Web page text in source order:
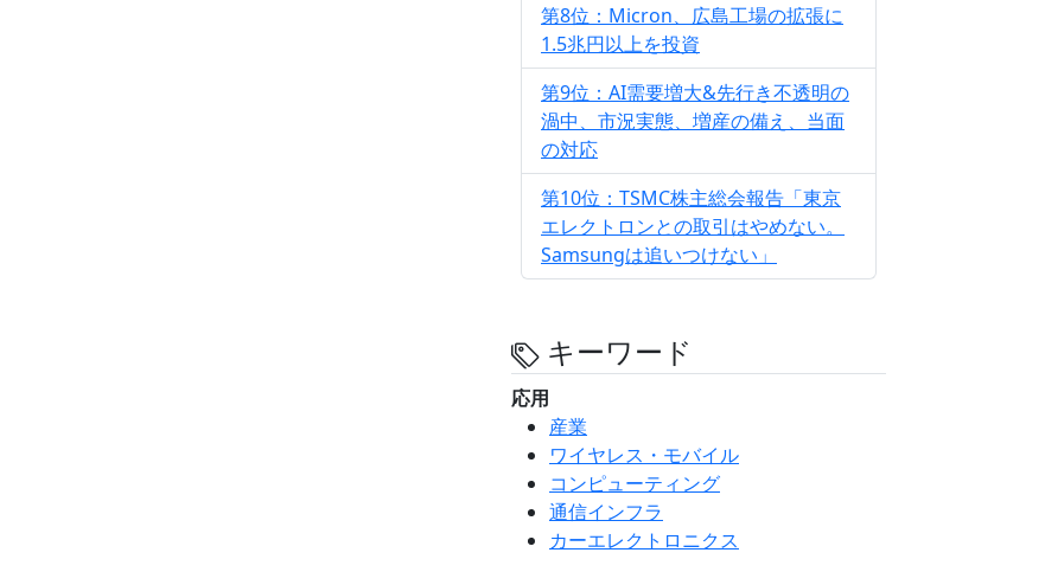
第8位：Micron、広島工場の拡張に
1.5兆円以上を投資
第9位：AI需要増大&先行き不透明の
渦中、市況実態、増産の備え、当面
の対応
第10位：TSMC株主総会報告「東京
エレクトロンとの取引はやめない。
Samsungは追いつけない」
キーワード
応用
産業
ワイヤレス・モバイル
コンピューティング
通信インフラ
カーエレクトロニクス